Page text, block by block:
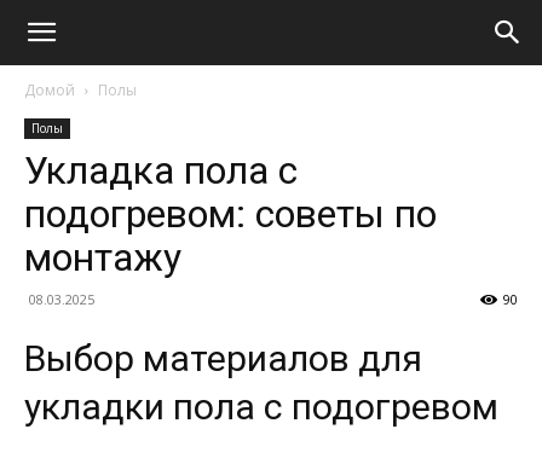
Домой Полы
Полы
Укладка пола с
подогревом: советы по
монтажу
08.03.2025 90
Выбор материалов для
укладки пола с подогревом